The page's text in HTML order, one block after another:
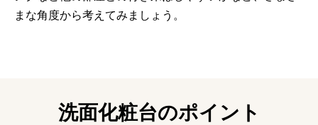
まな角度から考えてみましょう。
洗面化粧台のポイント